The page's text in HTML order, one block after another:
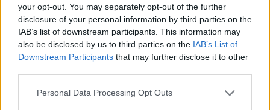
your opt-out. You may separately opt-out of the further
disclosure of your personal information by third parties on the
IAB’s list of downstream participants. This information may
also be disclosed by us to third parties on the IAB’s List of
Downstream Participants that may further disclose it to other
Personal Data Processing Opt Outs
Motorbåtdefilering i Risør